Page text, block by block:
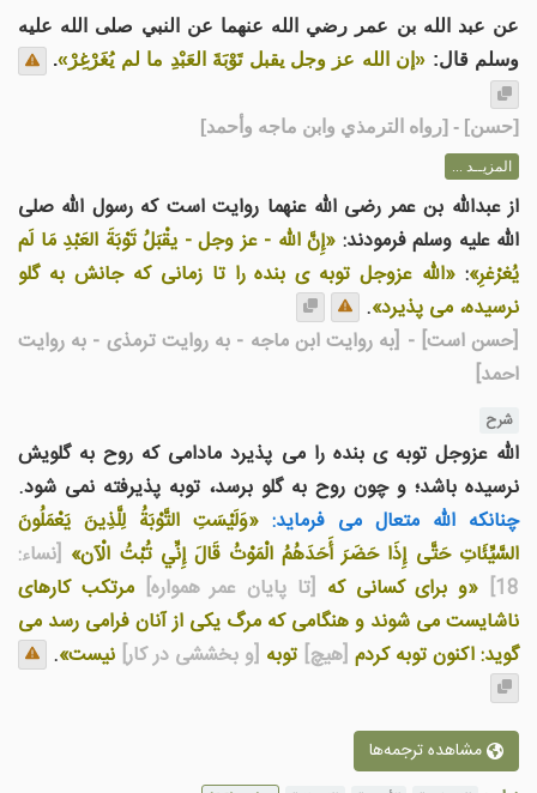
عن عبد الله بن عمر رضي الله عنهما عن النبي صلى الله عليه
وسلم قال: «إن الله عز وجل يقبل تَوْبَةَ العَبْدِ ما لم يُغَرْغِرْ».
[حسن] - [رواه الترمذي وابن ماجه وأحمد]
المزيــد ...
از عبدالله بن عمر رضی الله عنهما روایت است که رسول الله صلى
الله عليه وسلم فرمودند: «إِنَّ الله - عز وجل - يقْبَلُ تَوْبَةَ العَبْدِ مَا لَم
يُغرْغرِ»: «الله عزوجل توبه ی بنده را تا زمانی که جانش به گلو
نرسيده، می پذيرد».
[حسن است] - [به روایت ابن ماجه - به روایت ترمذی - به روایت
احمد]
شرح
الله عزوجل توبه ی بنده را می پذیرد مادامی که روح به گلویش
نرسیده باشد؛ و چون روح به گلو برسد، توبه پذیرفته نمی شود.
چنانکه الله متعال می فرماید: «وَلَيْسَتِ التَّوْبَةُ لِلَّذِينَ يَعْمَلُونَ
السَّيِّئَاتِ حَتَّى إِذَا حَضَرَ أَحَدَهُمُ الْمَوْتُ قَالَ إِنِّي تُبْتُ الْآن» [نساء:
18] «و برای کسانی که [تا پایان عمر همواره] مرتکب کارهای
ناشایست می شوند و هنگامی که مرگ یکی از آنان فرامی رسد می
گوید: اکنون توبه کردم [هیچ] توبه [و بخششی در کار] نیست».
مشاهده ترجمه‌ها